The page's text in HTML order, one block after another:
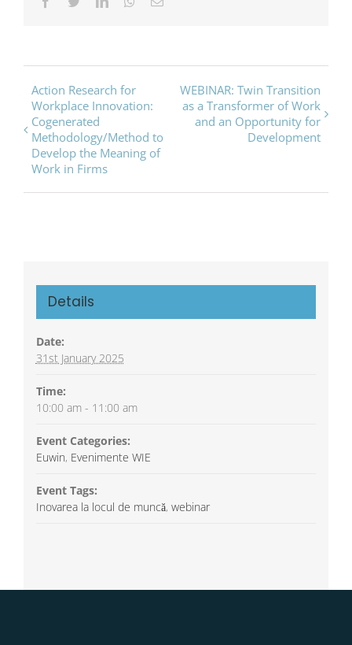
Event
Navigation
Action Research for
Workplace Innovation:
Cogenerated
Methodology/Method to
Develop the Meaning of
Work in Firms
WEBINAR: Twin Transition
as a Transformer of Work
and an Opportunity for
Development
Details
Date:
31st January 2025
Time:
10:00 am - 11:00 am
Event Categories:
Euwin, Evenimente WIE
Event Tags:
Inovarea la locul de muncă, webinar